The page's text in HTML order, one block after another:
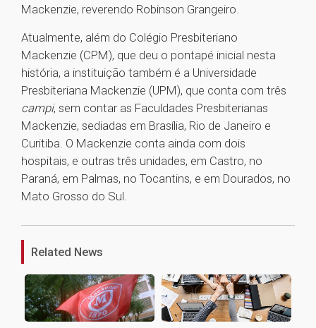
Mackenzie, reverendo Robinson Grangeiro.
Atualmente, além do Colégio Presbiteriano
Mackenzie (CPM), que deu o pontapé inicial nesta
história, a instituição também é a Universidade
Presbiteriana Mackenzie (UPM), que conta com três
campi, sem contar as Faculdades Presbiterianas
Mackenzie, sediadas em Brasília, Rio de Janeiro e
Curitiba. O Mackenzie conta ainda com dois
hospitais, e outras três unidades, em Castro, no
Paraná, em Palmas, no Tocantins, e em Dourados, no
Mato Grosso do Sul.
Related News